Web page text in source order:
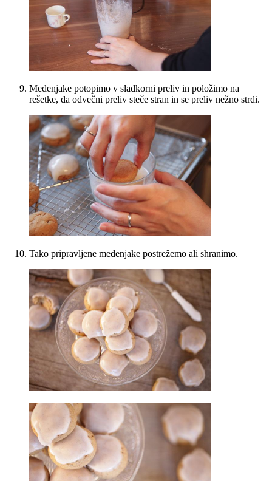
Medenjake potopimo v sladkorni preliv in položimo na
rešetke, da odvečni preliv steče stran in se preliv nežno strdi.
Tako pripravljene medenjake postrežemo ali shranimo.